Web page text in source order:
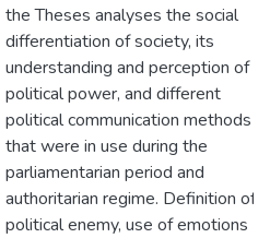
the Theses analyses the social
differentiation of society, its
understanding and perception of
political power, and different
political communication methods
that were in use during the
parliamentarian period and
authoritarian regime. Definition of
political enemy, use of emotions